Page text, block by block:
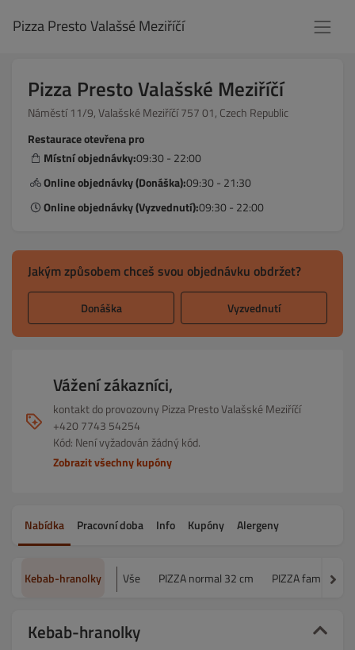
Pizza Presto Valašsé Meziříčí
Pizza Presto Valašské Meziříčí
Náměstí 11/9, Valašské Meziříčí 757 01, Czech Republic
Restaurace otevřena pro
Místní objednávky:09:30 - 22:00
Online objednávky (Donáška):09:30 - 21:30
Online objednávky (Vyzvednutí):09:30 - 22:00
Jakým způsobem chceš svou objednávku obdržet?
Donáška Vyzvednutí
Vážení zákazníci,
kontakt do provozovny Pizza Presto Valašské Meziříčí
+420 7743 54254
Kód: Není vyžadován žádný kód.
Zobrazit všechny kupóny
Nabídka Pracovní doba Info Kupóny Alergeny
Kebab-hranolky Vše PIZZA normal 32 cm PIZZA family 45
Kebab-hranolky